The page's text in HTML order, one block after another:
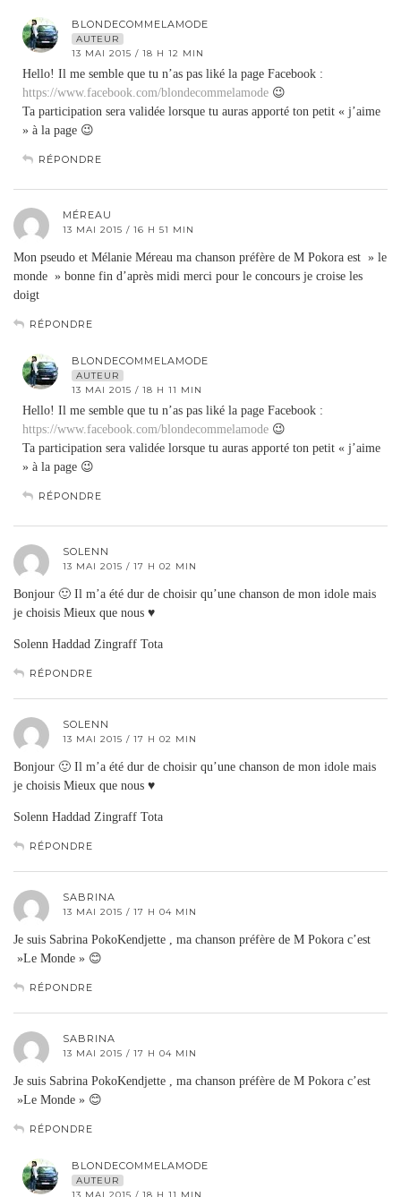
BLONDECOMMELAMODE
AUTEUR
13 MAI 2015 / 18 H 12 MIN
Hello! Il me semble que tu n’as pas liké la page Facebook :
https://www.facebook.com/blondecommelamode 😉
Ta participation sera validée lorsque tu auras apporté ton petit « j’aime
» à la page 😉
RÉPONDRE
MÉREAU
13 MAI 2015 / 16 H 51 MIN
Mon pseudo et Mélanie Méreau ma chanson préfère de M Pokora est » le
monde » bonne fin d’après midi merci pour le concours je croise les
doigt
RÉPONDRE
BLONDECOMMELAMODE
AUTEUR
13 MAI 2015 / 18 H 11 MIN
Hello! Il me semble que tu n’as pas liké la page Facebook :
https://www.facebook.com/blondecommelamode 😉
Ta participation sera validée lorsque tu auras apporté ton petit « j’aime
» à la page 😉
RÉPONDRE
SOLENN
13 MAI 2015 / 17 H 02 MIN
Bonjour 🙂 Il m’a été dur de choisir qu’une chanson de mon idole mais
je choisis Mieux que nous ♥
Solenn Haddad Zingraff Tota
RÉPONDRE
SOLENN
13 MAI 2015 / 17 H 02 MIN
Bonjour 🙂 Il m’a été dur de choisir qu’une chanson de mon idole mais
je choisis Mieux que nous ♥
Solenn Haddad Zingraff Tota
RÉPONDRE
SABRINA
13 MAI 2015 / 17 H 04 MIN
Je suis Sabrina PokoKendjette , ma chanson préfère de M Pokora c’est
»Le Monde » 😊
RÉPONDRE
SABRINA
13 MAI 2015 / 17 H 04 MIN
Je suis Sabrina PokoKendjette , ma chanson préfère de M Pokora c’est
»Le Monde » 😊
RÉPONDRE
BLONDECOMMELAMODE
AUTEUR